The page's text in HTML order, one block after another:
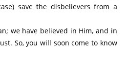
save the disbelievers from a
we have believed in Him, and in
So, you will soon come to know